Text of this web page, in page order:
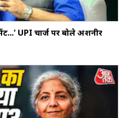
UPI चार्ज पर बोले अशनीर